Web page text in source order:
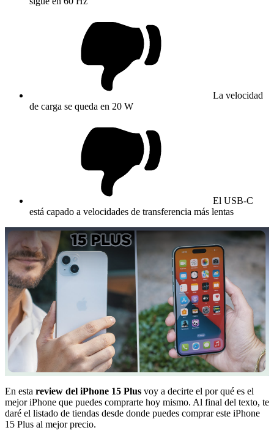
La velocidad
de carga se queda en 20 W
El USB-C
está capado a velocidades de transferencia más lentas
En esta review del iPhone 15 Plus voy a decirte el por qué es el
mejor iPhone que puedes comprarte hoy mismo. Al final del texto, te
daré el listado de tiendas desde donde puedes comprar este iPhone
15 Plus al mejor precio.